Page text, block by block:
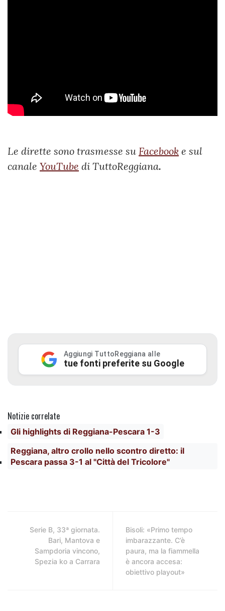
Le dirette sono trasmesse su Facebook e sul
canale YouTube di TuttoReggiana.
Aggiungi TuttoReggiana alle
tue fonti preferite su Google
Notizie correlate
Gli highlights di Reggiana-Pescara 1-3
Reggiana, altro crollo nello scontro diretto: il
Pescara passa 3-1 al "Città del Tricolore"
Serie B, 33ª giornata.
Bari, Mantova e
Sampdoria vincono,
Spezia ko a Carrara
Bisoli: «Primo tempo
imbarazzante. C’è
paura, ma la fiammella
è ancora accesa:
obiettivo playout»